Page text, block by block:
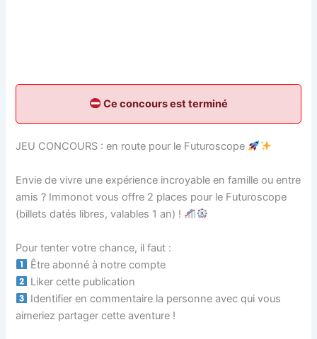
Ce concours est terminé
JEU CONCOURS : en route pour le Futuroscope
Envie de vivre une expérience incroyable en famille ou entre
amis ? Immonot vous offre 2 places pour le Futuroscope
(billets datés libres, valables 1 an) !
Pour tenter votre chance, il faut :
Être abonné à notre compte
Liker cette publication
Identifier en commentaire la personne avec qui vous
aimeriez partager cette aventure !